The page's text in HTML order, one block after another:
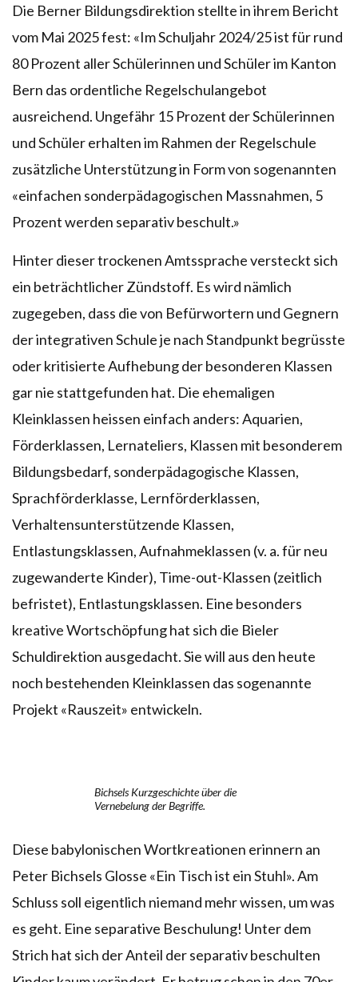
Die Berner Bildungsdirektion stellte in ihrem Bericht
vom Mai 2025 fest: «Im Schuljahr 2024/25 ist für rund
80 Prozent aller Schülerinnen und Schüler im Kanton
Bern das ordentliche Regelschulangebot
ausreichend. Ungefähr 15 Prozent der Schülerinnen
und Schüler erhalten im Rahmen der Regelschule
zusätzliche Unterstützung in Form von sogenannten
«einfachen sonderpädagogischen Massnahmen, 5
Prozent werden separativ beschult.»
Hinter dieser trockenen Amtssprache versteckt sich
ein beträchtlicher Zündstoff. Es wird nämlich
zugegeben, dass die von Befürwortern und Gegnern
der integrativen Schule je nach Standpunkt begrüsste
oder kritisierte Aufhebung der besonderen Klassen
gar nie stattgefunden hat. Die ehemaligen
Kleinklassen heissen einfach anders: Aquarien,
Förderklassen, Lernateliers, Klassen mit besonderem
Bildungsbedarf, sonderpädagogische Klassen,
Sprachförderklasse, Lernförderklassen,
Verhaltensunterstützende Klassen,
Entlastungsklassen, Aufnahmeklassen (v. a. für neu
zugewanderte Kinder), Time-out-Klassen (zeitlich
befristet), Entlastungsklassen. Eine besonders
kreative Wortschöpfung hat sich die Bieler
Schuldirektion ausgedacht. Sie will aus den heute
noch bestehenden Kleinklassen das sogenannte
Projekt «Rauszeit» entwickeln.
Bichsels Kurzgeschichte über die
Vernebelung der Begriffe.
Diese babylonischen Wortkreationen erinnern an
Peter Bichsels Glosse «Ein Tisch ist ein Stuhl». Am
Schluss soll eigentlich niemand mehr wissen, um was
es geht. Eine separative Beschulung! Unter dem
Strich hat sich der Anteil der separativ beschulten